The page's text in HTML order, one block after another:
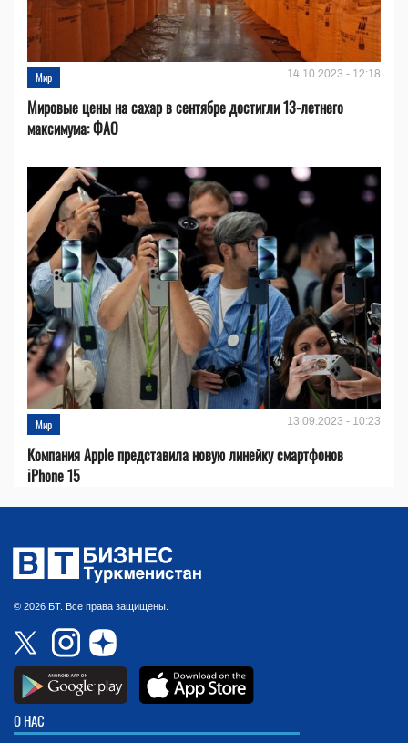
Мир 14.10.2023 - 12:18
Мировые цены на сахар в сентябре достигли 13-летнего
максимума: ФАО
Мир 13.09.2023 - 10:23
Компания Apple представила новую линейку смартфонов
iPhone 15
© 2026 БТ. Все права защищены.
О НАС